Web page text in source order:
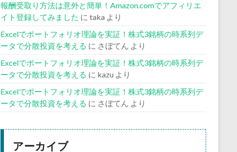
報酬受取り方法は意外と簡単！Amazon.comでアフィリエ
イト登録してみました に taka より
Excelでポートフォリオ理論を実証！株式3銘柄の時系列デ
ータで分散投資を考える に さぼてん より
Excelでポートフォリオ理論を実証！株式3銘柄の時系列デ
ータで分散投資を考える に kazu より
Excelでポートフォリオ理論を実証！株式3銘柄の時系列デ
ータで分散投資を考える に さぼてん より
アーカイブ